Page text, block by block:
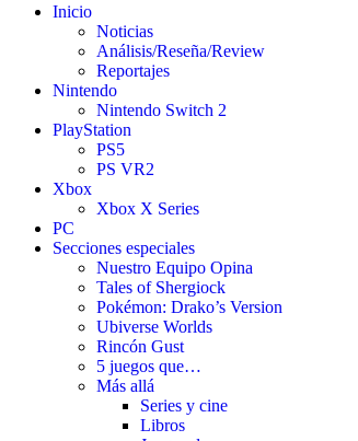
Inicio
Noticias
Análisis/Reseña/Review
Reportajes
Nintendo
Nintendo Switch 2
PlayStation
PS5
PS VR2
Xbox
Xbox X Series
PC
Secciones especiales
Nuestro Equipo Opina
Tales of Shergiock
Pokémon: Drako’s Version
Ubiverse Worlds
Rincón Gust
5 juegos que…
Más allá
Series y cine
Libros